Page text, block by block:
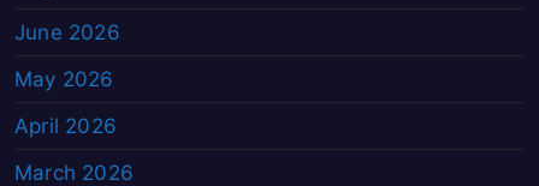
June 2026
May 2026
April 2026
March 2026